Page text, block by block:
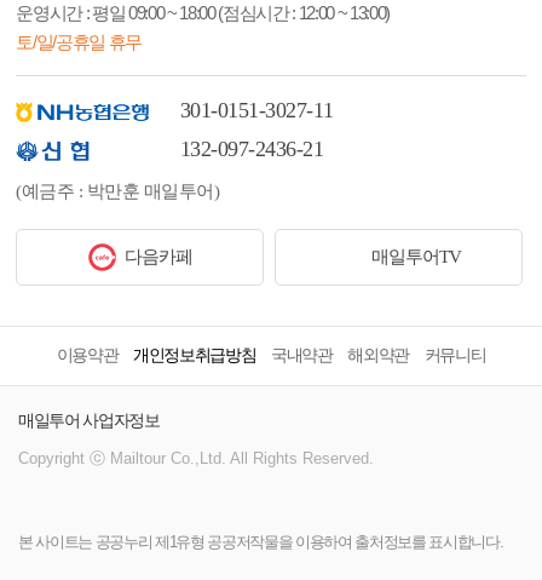
운영시간 : 평일 09:00 ~ 18:00 (점심시간 : 12:00 ~ 13:00)
토/일/공휴일 휴무
301-0151-3027-11
132-097-2436-21
(예금주 : 박만훈 매일투어)
다음카페 매일투어TV
이용약관 개인정보취급방침 국내약관 해외약관 커뮤니티
매일투어 사업자정보
Copyright ⓒ Mailtour Co.,Ltd. All Rights Reserved.
본 사이트는 공공누리 제1유형 공공저작물을 이용하여 출처정보를 표시합니다.